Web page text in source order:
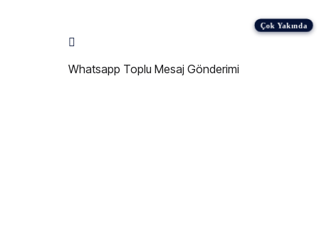
Whatsapp Toplu Mesaj Gönderimi